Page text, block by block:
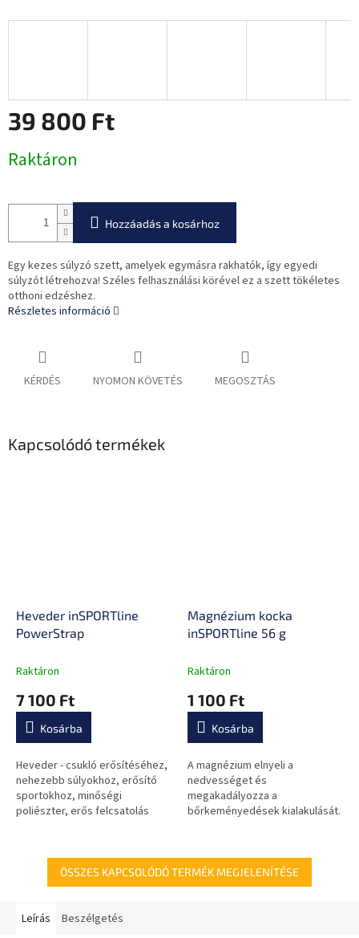
39 800 Ft
Raktáron
Hozzáadás a kosárhoz
Egy kezes súlyzó szett, amelyek egymásra rakhatók, így egyedi
súlyzót létrehozva! Széles felhasználási körével ez a szett tökéletes
otthoni edzéshez.
Részletes információ
KÉRDÉS NYOMON KÖVETÉS MEGOSZTÁS
Kapcsolódó termékek
Heveder inSPORTline
PowerStrap
Raktáron
7 100 Ft
Kosárba
Heveder - csukló erősítéséhez,
nehezebb súlyokhoz, erősítő
sportokhoz, minőségi
poliészter, erős felcsatolás
Magnézium kocka
inSPORTline 56 g
Raktáron
1 100 Ft
Kosárba
A magnézium elnyeli a
nedvességet és
megakadályozza a
bőrkeményedések kialakulását.
ÖSSZES KAPCSOLÓDÓ TERMÉK MEGJELENÍTÉSE
Leírás Beszélgetés